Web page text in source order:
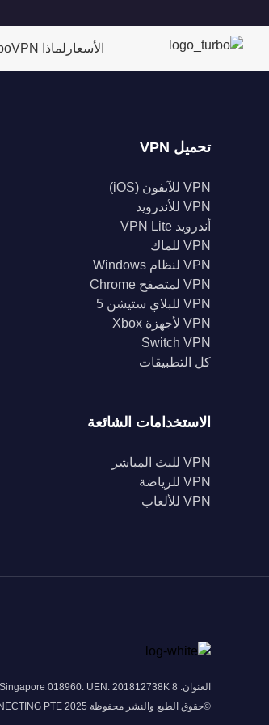
الأسعار لماذا TurboVPN؟
تحميل VPN
VPN للآيفون (iOS)
VPN للأندرويد
أندرويد VPN Lite
VPN للماك
VPN لنظام Windows
VPN لمتصفح Chrome
VPN للبلاي ستيشن 5
VPN لأجهزة Xbox
Switch VPN
كل التطبيقات
الاستخدامات الشائعة
VPN للبث المباشر
VPN للرياضة
VPN للألعاب
العنوان: 8 Marina View # 43-052A Asia Square Tower 1، Singapore 018960. UEN: 201812738K
©حقوق الطبع والنشر محفوظة 2025 INNOVATIVE CONNECTING PTE. محدودة